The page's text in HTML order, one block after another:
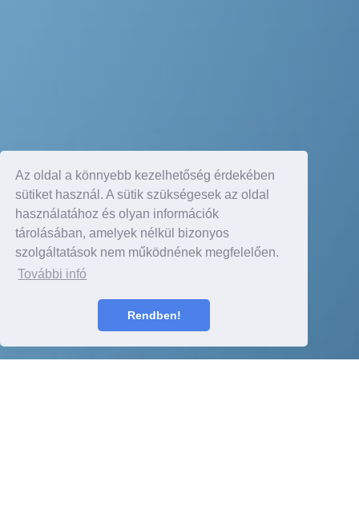
Az oldal a könnyebb kezelhetőség érdekében
sütiket használ. A sütik szükségesek az oldal
használatához és olyan információk
tárolásában, amelyek nélkül bizonyos
szolgáltatások nem működnének megfelelően.
További infó
Rendben!
Részletek itt